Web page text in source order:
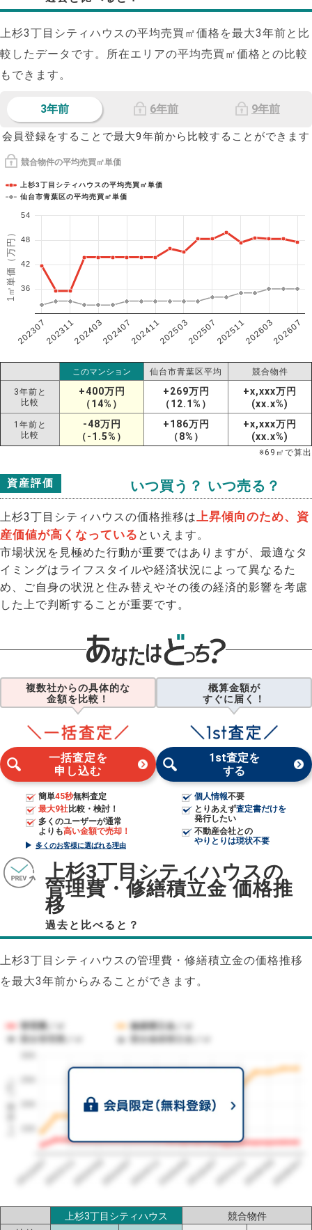
上杉3丁目シティハウスの平均売買㎡価格を最大3年前と比
較したデータです。所在エリアの平均売買㎡価格との比較
もできます。
3年前 6年前 9年前
会員登録をすることで最大9年前から比較することができます
競合物件の平均売買㎡単価
1㎡単価（万円）
上杉3丁目シティハウスの平均売買㎡単価
仙台市青葉区の平均売買㎡単価
202307202311202403202407202411202503202507202511202603202607
36
42
48
54
このマンション 仙台市青葉区平均 競合物件
3年前と
比較
+400万円
（14%）
+269万円
（12.1%）
+x,xxx万円
(xx.x%)
1年前と
比較
-48万円
（-1.5%）
+186万円
（8%）
+x,xxx万円
(xx.x%)
※69 ㎡で算出
資産評価 いつ買う？ いつ売る？
上杉3丁目シティハウスの価格推移は 上昇傾向のため、資
産価値が高くなっている といえます。
市場状況を見極めた行動が重要ではありますが、最適なタ
イミングはライフスタイルや経済状況によって異なるた
め、ご自身の状況と住み替えやその後の経済的影響を考慮
した上で判断することが重要です。
複数社からの具体的な
金額を比較！
一括査定を
申し込む
簡単45秒無料査定
最大9社比較・検討！
多くのユーザーが通常
よりも高い金額で売却！
多くのお客様に選ばれる理由
概算金額が
すぐに届く！
1st査定を
する
個人情報不要
とりあえず査定書だけを
発行したい
不動産会社との
やりとりは現状不要
上杉3丁目シティハウスの
管理費・修繕積立金 価格推
移
過去と比べると？
上杉3丁目シティハウスの管理費・修繕積立金の価格推移
を最大3年前からみることができます。
1㎡単価（円）
管理費／㎡
修繕積立金／㎡
競合管理費／㎡
競合修繕積立金／㎡
2023/072023/112024/032024/072024/112025/032025/072025/112026/032026/07
上杉3丁目シティハウス
競合物件